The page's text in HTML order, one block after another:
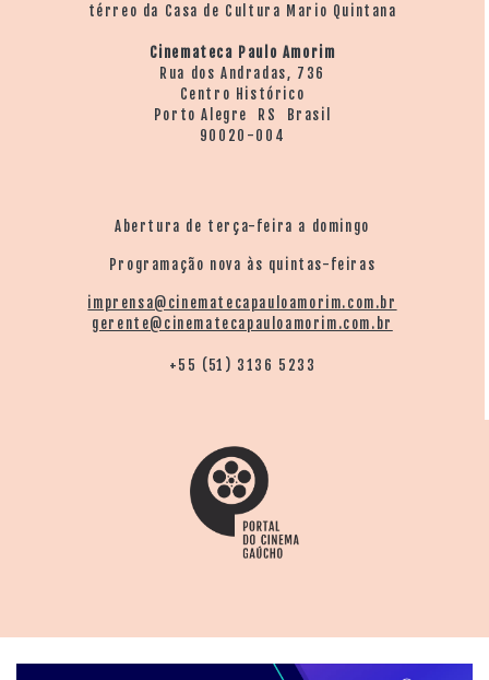
térreo da Casa de Cultura Mario Quintana
Cinemateca Paulo Amorim
Rua dos Andradas, 736
Centro Histórico
Porto Alegre RS Brasil
90020-004
Abertura de terça-feira a domingo
Programação nova às quintas-feiras
imprensa@cinematecapauloamorim.com.br
gerente@cinematecapauloamorim.com.br
+55 (51) 3136 5233